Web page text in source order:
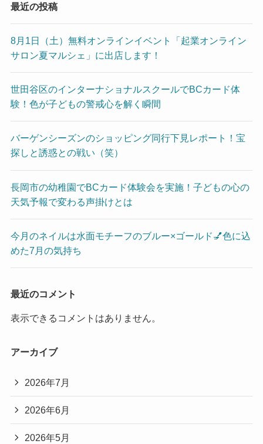
最近の投稿
8月1日（土）無料オンラインイベント「起業オンライン
サロン夏マルシェ」に出店します！
世田谷区のインターナショナルスクールでBCカード体
験！色が子どもの警戒心を解く瞬間
バーゲンシーズンのショッピング同行下見レポート！宝
探しと誘惑との戦い（笑）
長岡市の幼稚園でBCカード体験会を実施！子どもの心の
天気予報で変わる声掛けとは
今月のネイルは水面モチーフのブルー×ゴールド💅色に込
めた7月の気持ち
最近のコメント
表示できるコメントはありません。
アーカイブ
2026年7月
2026年6月
2026年5月